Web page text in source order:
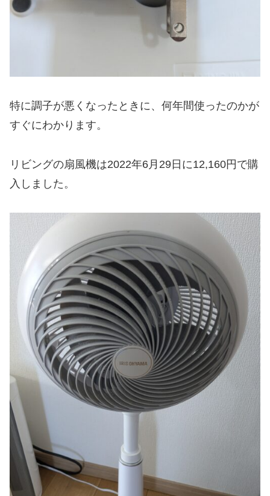
特に調子が悪くなったときに、何年間使ったのかが
すぐにわかります。
リビングの扇風機は2022年6月29日に12,160円で購
入しました。